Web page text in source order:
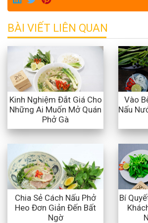
BÀI VIẾT LIÊN QUAN
Kinh Nghiệm Đắt Giá Cho
Những Ai Muốn Mở Quán
Phở Gà
Vào
Nấu
Chia Sẻ Cách Nấu Phở
Heo Đơn Giản Đến Bất
Ngờ
Bí